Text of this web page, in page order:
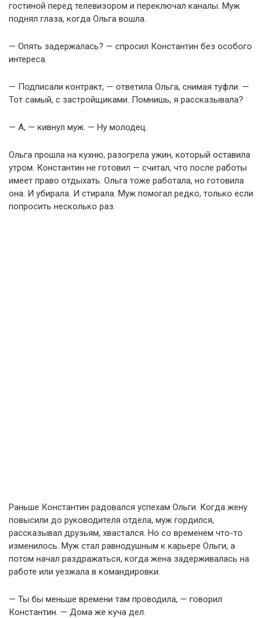
гостиной перед телевизором и переключал каналы. Муж
поднял глаза, когда Ольга вошла.
— Опять задержалась? — спросил Константин без особого
интереса.
— Подписали контракт, — ответила Ольга, снимая туфли. —
Тот самый, с застройщиками. Помнишь, я рассказывала?
— А, — кивнул муж. — Ну молодец.
Ольга прошла на кухню, разогрела ужин, который оставила
утром. Константин не готовил — считал, что после работы
имеет право отдыхать. Ольга тоже работала, но готовила
она. И убирала. И стирала. Муж помогал редко, только если
попросить несколько раз.
Раньше Константин радовался успехам Ольги. Когда жену
повысили до руководителя отдела, муж гордился,
рассказывал друзьям, хвастался. Но со временем что-то
изменилось. Муж стал равнодушным к карьере Ольги, а
потом начал раздражаться, когда жена задерживалась на
работе или уезжала в командировки.
— Ты бы меньше времени там проводила, — говорил
Константин. — Дома же куча дел.